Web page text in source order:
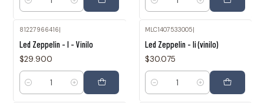
Cantidad Cantidad
81227966416
Led Zeppelin - I - Vinilo
$29.900
Cantidad
MLC1407533005
Led Zeppelin - Ii (vinilo)
$30.075
Cantidad